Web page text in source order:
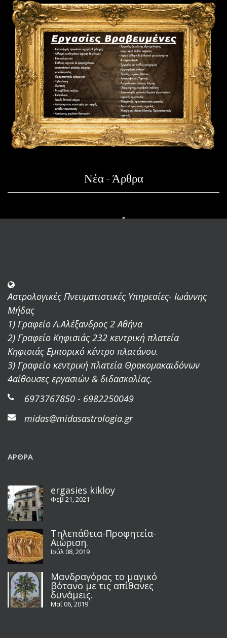
Νέα - Άρθρα
Αστρολογικές Πνευματιστικές Υπηρεσίες- Ιωάννης
Μήδας
1) Γραφείο Λ.Αλέξανδρος 2 Αθήνα
2) Γραφείο Κηφισιάς 232 κεντρική πλατεία
Κηφισιάς Εμπορικό κέντρο πλατάνου.
3) Γραφείο κεντρική πλατεία Θρακομακαιδόνων
4αίθουσες εργασιών & διδασκαλίας.
6973767850 - 6982250049
midas@midasastrologia.gr
ΆΡΘΡΑ
ergasies kikloy
Φεβ 21, 2021
Τηλεπάθεια-Προφητεία-
Αιώριση.
Ιούλ 08, 2019
Μανδραγόρας το μαγικό
βότανο με τις απίθανες
δυνάμεις.
Μαΐ 06, 2019